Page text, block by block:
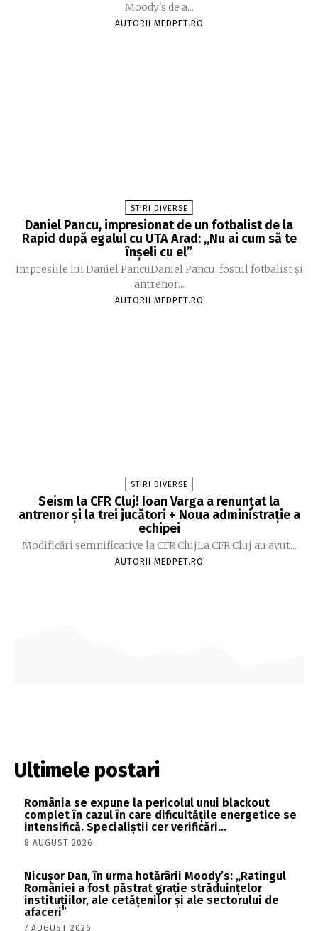
Moody's de a...
AUTORII MEDPET.RO
STIRI DIVERSE
Daniel Pancu, impresionat de un fotbalist de la
Rapid după egalul cu UTA Arad: „Nu ai cum să te
înșeli cu el”
Impresiile lui Daniel PancuDaniel Pancu, fostul fotbalist și
antrenor...
AUTORII MEDPET.RO
STIRI DIVERSE
Seism la CFR Cluj! Ioan Varga a renunțat la
antrenor și la trei jucători + Noua administrație a
echipei
Modificări semnificative la CFR ClujLa CFR Cluj au avut...
AUTORII MEDPET.RO
Ultimele postari
România se expune la pericolul unui blackout
complet în cazul în care dificultățile energetice se
intensifică. Specialiștii cer verificări…
8 AUGUST 2026
Nicușor Dan, în urma hotărârii Moody’s: „Ratingul
României a fost păstrat grație străduințelor
instituțiilor, ale cetățenilor și ale sectorului de
afaceri”
7 AUGUST 2026